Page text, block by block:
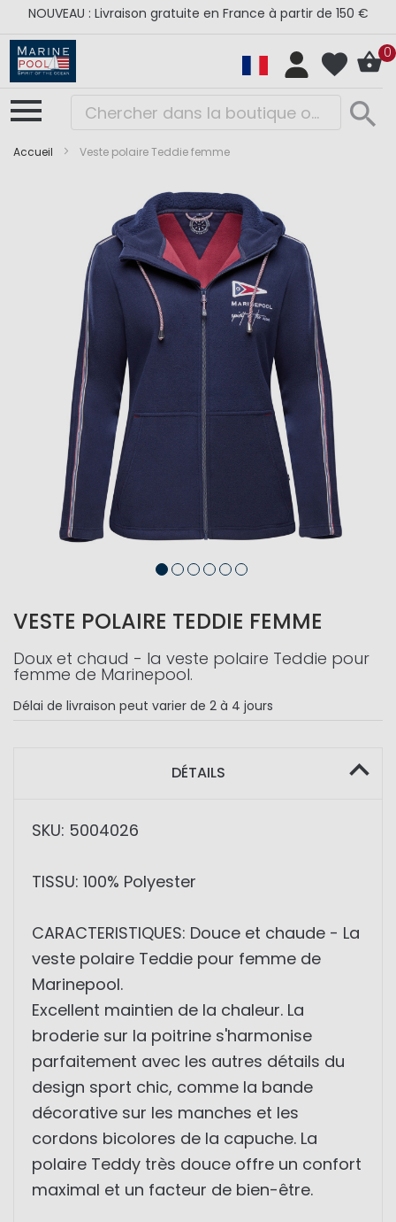
NOUVEAU : Livraison gratuite en France à partir de 150 €
0
Accueil Veste polaire Teddie femme
beginning
VESTE POLAIRE TEDDIE FEMME
Doux et chaud - la veste polaire Teddie pour
femme de Marinepool.
Délai de livraison peut varier de 2 à 4 jours
DÉTAILS
SKU: 5004026
TISSU: 100% Polyester
CARACTERISTIQUES: Douce et chaude - La
veste polaire Teddie pour femme de
Marinepool.
Excellent maintien de la chaleur. La
broderie sur la poitrine s'harmonise
parfaitement avec les autres détails du
design sport chic, comme la bande
décorative sur les manches et les
cordons bicolores de la capuche. La
polaire Teddy très douce offre un confort
maximal et un facteur de bien-être.